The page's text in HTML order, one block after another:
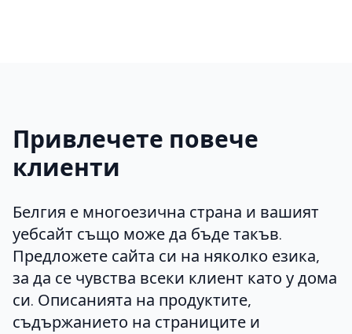
Привлечете повече
клиенти
Белгия е многоезична страна и вашият
уебсайт също може да бъде такъв.
Предложете сайта си на няколко езика,
за да се чувства всеки клиент като у дома
си. Описанията на продуктите,
съдържанието на страниците и